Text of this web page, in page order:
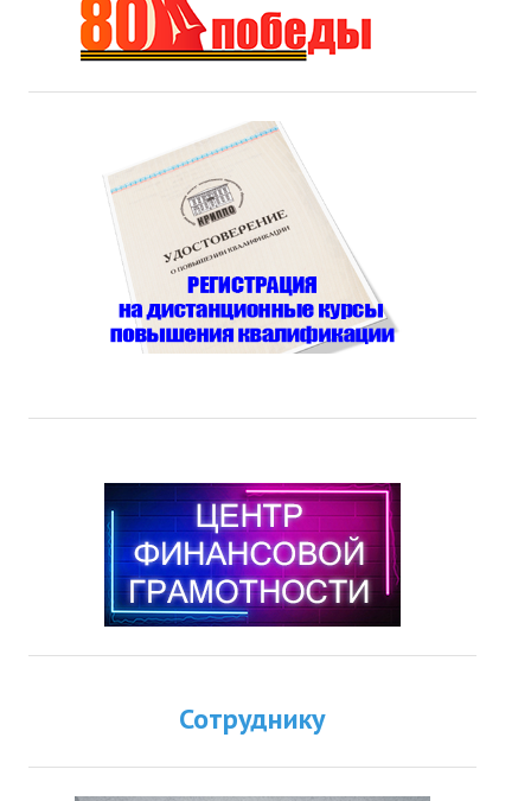
Сотруднику